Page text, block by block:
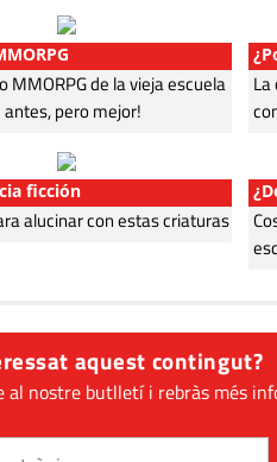
MMORPG de la vieja escuela
antes, pero mejor!
ficción
alucinar con estas criaturas
aquest contingut?
al nostre butlletí i rebràs més